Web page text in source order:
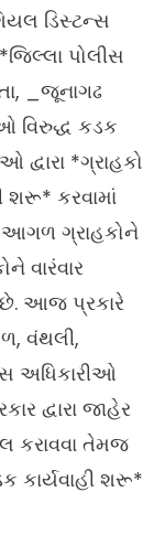
ડિસ્ટન્સ
પોલીસ
_જૂનાગઢ
વિરુદ્ધ કડક
*ગ્રાહકો
શરૂ* કરવામાં
આગળ ગ્રાહકોને
વારંવાર
આજ પ્રકારે
વંથલી,
અધિકારીઓ
દ્વારા જાહેર
કરાવવા તેમજ
કાર્યવાહી શરૂ*